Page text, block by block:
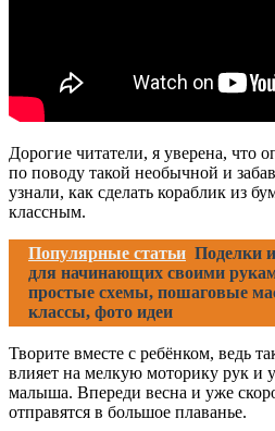
Дорогие читатели, я уверена, что
по поводу такой необычной и
узнали, как сделать кораблик из
классным.
Популярные статьи Поделки
для начинающих своими
простые схемы, пошаговые
классы, фото идеи
Творите вместе с ребёнком, ведь
влияет на мелкую моторику рук и
малыша. Впереди весна и уже
отправятся в большое плаванье.